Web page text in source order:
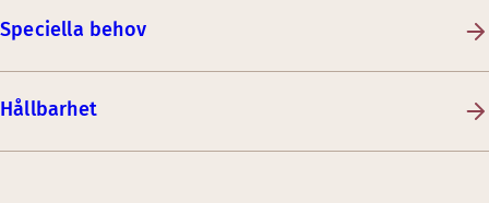
Speciella behov
Hållbarhet